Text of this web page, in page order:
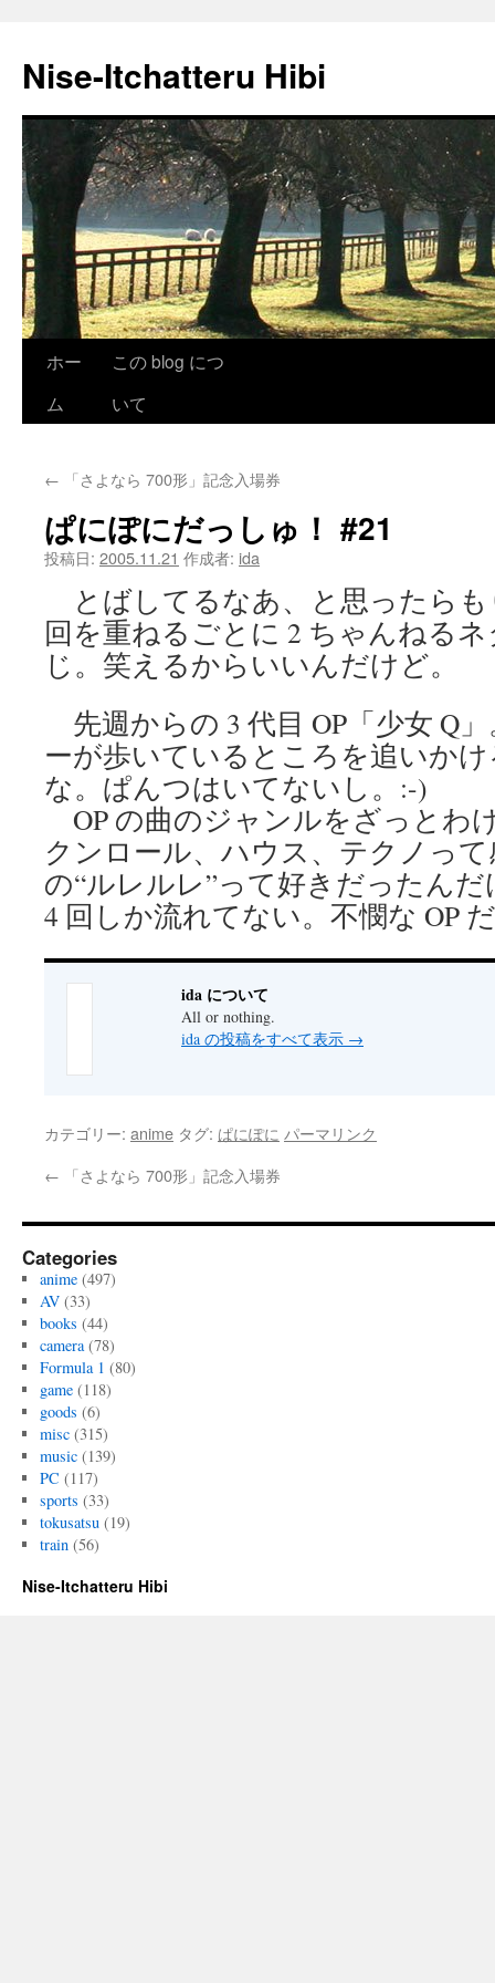
Nise-Itchatteru Hibi
ン
ツ
へ
キ
ホー
ム
この blog につ
いて
← 「さよなら 700形」記念入場券
ぱにぽにだっしゅ！ #21
投稿日: 2005.11.21 作成者: ida
とばしてるなあ、と思ったら
回を重ねるごとに 2 ちゃんねる
じ。笑えるからいいんだけど。
先週からの 3 代目 OP「少女 Q
ーが歩いているところを追いか
な。ぱんつはいてないし。:-)
OP の曲のジャンルをざっとわ
クンロール、ハウス、テクノっ
の“ルレルレ”って好きだったん
4 回しか流れてない。不憫な OP
ida について
All or nothing.
ida の投稿をすべて表示 →
カテゴリー: anime タグ: ぱにぽに パーマリンク
← 「さよなら 700形」記念入場券
Categories
anime(497)
AV(33)
books (44)
camera(78)
Formula 1 (80)
game(118)
goods (6)
misc(315)
music(139)
PC (117)
sports (33)
tokusatsu(19)
train(56)
Nise-Itchatteru Hibi